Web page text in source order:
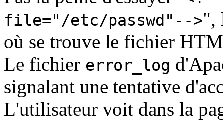
file="/etc/passwd"-->",
où se trouve le fichier
Le fichier error_log
signalant une tentative
L'utilisateur voit dans la